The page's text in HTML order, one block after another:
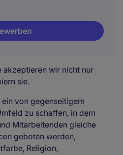
akzeptieren wir nicht nur
sie.
von gegenseitigem
zu schaffen, in dem
Mitarbeitenden gleiche
geboten werden,
Religion,